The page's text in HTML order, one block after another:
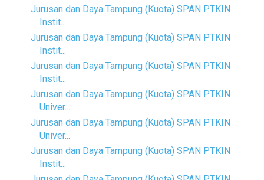
Jurusan dan Daya Tampung (Kuota) SPAN PTKIN
Instit...
Jurusan dan Daya Tampung (Kuota) SPAN PTKIN
Instit...
Jurusan dan Daya Tampung (Kuota) SPAN PTKIN
Instit...
Jurusan dan Daya Tampung (Kuota) SPAN PTKIN
Univer...
Jurusan dan Daya Tampung (Kuota) SPAN PTKIN
Univer...
Jurusan dan Daya Tampung (Kuota) SPAN PTKIN
Instit...